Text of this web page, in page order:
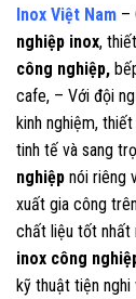
Inox Việt Nam –
nghiệp inox,
công nghiệp,
cafe, – Với đội
kinh nghiệm,
tinh tế và sang
nghiệp nói riêng
xuất gia công
chất liệu tốt nhất
inox công
kỹ thuật tiện nghi